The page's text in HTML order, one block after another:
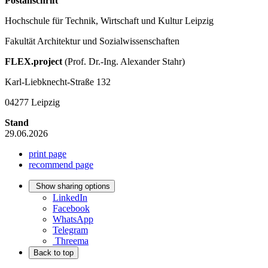
Hochschule für Technik, Wirtschaft und Kultur Leipzig
Fakultät Architektur und Sozialwissenschaften
FLEX.project (Prof. Dr.-Ing. Alexander Stahr)
Karl-Liebknecht-Straße 132
04277 Leipzig
Stand
29.06.2026
print page
recommend page
Show sharing options
LinkedIn
Facebook
WhatsApp
Telegram
Threema
Back to top